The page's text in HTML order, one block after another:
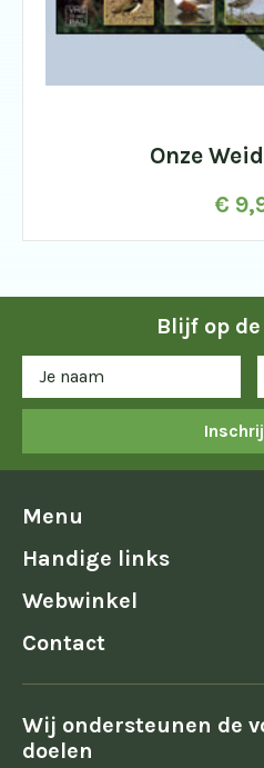
Onze
€
Blijf op
Menu
Handige links
Webwinkel
Contact
Wij ondersteunen de
doelen